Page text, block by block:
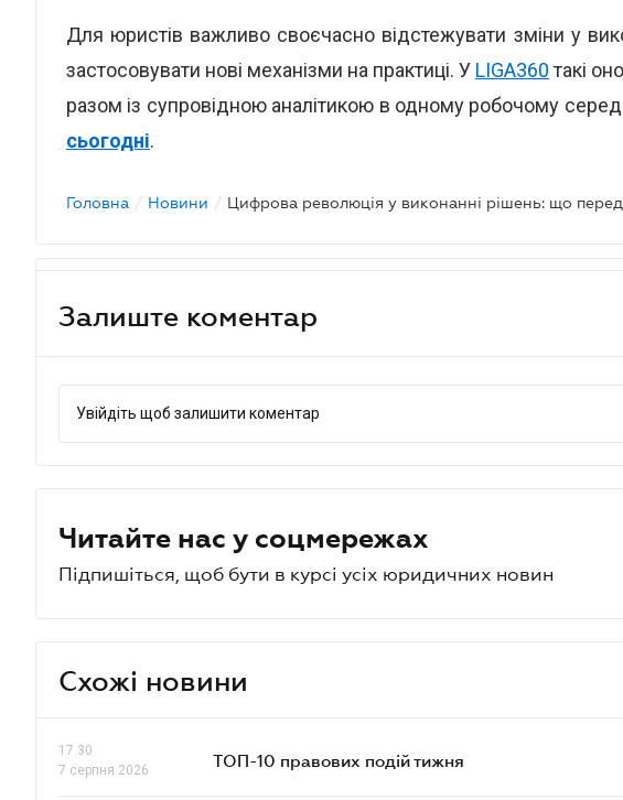
Для юристів важливо своєчасно відстежувати зміни у
застосовувати нові механізми на практиці. У LIGA360такі
разом із супровідною аналітикою в одному робочому
сьогодні.
Головна / Новини /
Залиште коментар
Увійдіть щоб залишити коментар
Читайте нас у соцмережах
Підпишіться, щоб бути в курсі усіх юридичних новин
Схожі новини
17.30
7 серпня 2026
ТОП-10 правових подій тижня